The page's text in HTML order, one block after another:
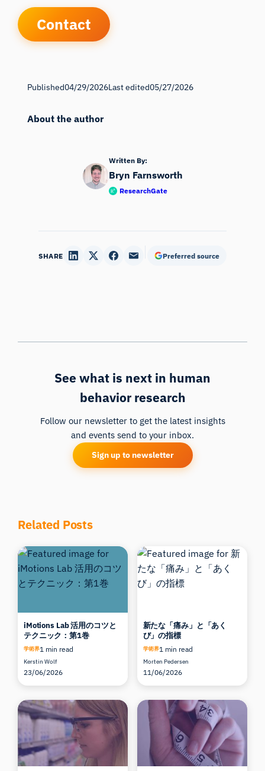
Contact
Published04/29/2026Last edited05/27/2026
About the author
Written By:
Bryn Farnsworth
ResearchGate
SHARE Preferred source
See what is next in human
behavior research
Follow our newsletter to get the latest insights
and events send to your inbox.
Sign up to newsletter
Related Posts
iMotions Lab 活用のコツと
テクニック：第1巻
学術界1 min read
Kerstin Wolf
23/06/2026
新たな「痛み」と「あく
び」の指標
学術界1 min read
Morten Pedersen
11/06/2026